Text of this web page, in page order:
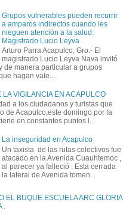
Grupos vulnerables pueden recurrir
a amparos indirectos cuando les
nieguen atención a la salud:
Magistrado Lucio Leyva
Arturo Parra Acapulco, Gro.- El
magistrado Lucio Leyva Nava invitó
de manera particular a grupos
hagan vale...
LA VIGILANCIA EN ACAPULCO
a los ciudadanos y turistas que
de Acapulco,este domingo por la
en constantes puntos l...
La inseguridad en Acapulco
Un taxista de las rutas colectivos fue
atacado en la Avenida Cuauhtemoc ,
al parecer ya falleció . Esta cerrada
la lateral de Avenida tomen...
EL BUQUE ESCUELA ARC GLORIA
.